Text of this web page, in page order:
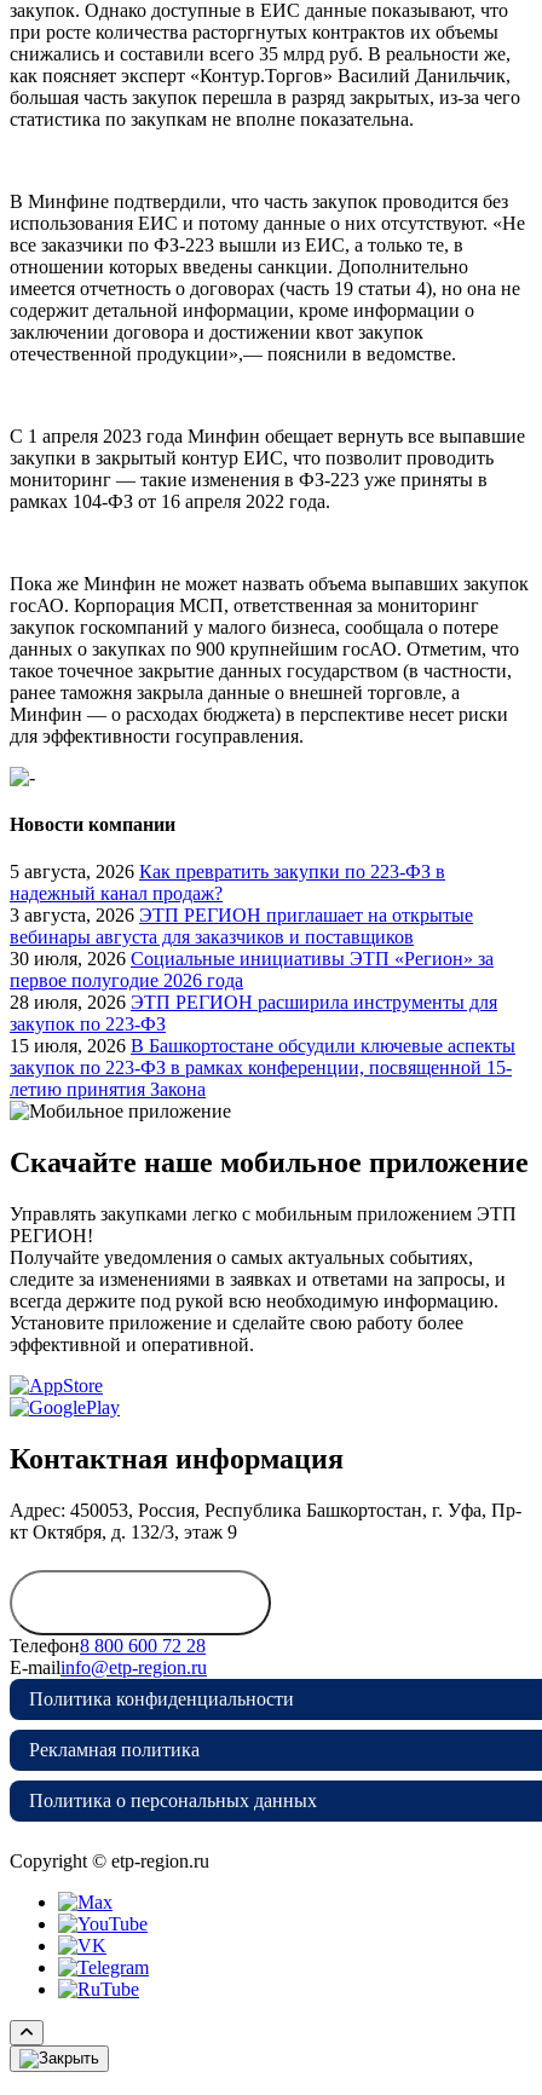
закупок. Однако доступные в ЕИС данные показывают, что
при росте количества расторгнутых контрактов их объемы
снижались и составили всего 35 млрд руб. В реальности же,
как поясняет эксперт «Контур.Торгов» Василий Данильчик,
большая часть закупок перешла в разряд закрытых, из-за чего
статистика по закупкам не вполне показательна.
В Минфине подтвердили, что часть закупок проводится без
использования ЕИС и потому данные о них отсутствуют. «Не
все заказчики по ФЗ-223 вышли из ЕИС, а только те, в
отношении которых введены санкции. Дополнительно
имеется отчетность о договорах (часть 19 статьи 4), но она не
содержит детальной информации, кроме информации о
заключении договора и достижении квот закупок
отечественной продукции»,— пояснили в ведомстве.
С 1 апреля 2023 года Минфин обещает вернуть все выпавшие
закупки в закрытый контур ЕИС, что позволит проводить
мониторинг — такие изменения в ФЗ-223 уже приняты в
рамках 104-ФЗ от 16 апреля 2022 года.
Пока же Минфин не может назвать объема выпавших закупок
госАО. Корпорация МСП, ответственная за мониторинг
закупок госкомпаний у малого бизнеса, сообщала о потере
данных о закупках по 900 крупнейшим госАО. Отметим, что
такое точечное закрытие данных государством (в частности,
ранее таможня закрыла данные о внешней торговле, а
Минфин — о расходах бюджета) в перспективе несет риски
для эффективности госуправления.
Новости компании
5 августа, 2026 Как превратить закупки по 223-ФЗ в
надежный канал продаж?
3 августа, 2026 ЭТП РЕГИОН приглашает на открытые
вебинары августа для заказчиков и поставщиков
30 июля, 2026 Социальные инициативы ЭТП «Регион» за
первое полугодие 2026 года
28 июля, 2026 ЭТП РЕГИОН расширила инструменты для
закупок по 223-ФЗ
15 июля, 2026 В Башкортостане обсудили ключевые аспекты
закупок по 223-ФЗ в рамках конференции, посвященной 15-
летию принятия Закона
Скачайте наше мобильное приложение
Управлять закупками легко с мобильным приложением ЭТП
РЕГИОН!
Получайте уведомления о самых актуальных событиях,
следите за изменениями в заявках и ответами на запросы, и
всегда держите под рукой всю необходимую информацию.
Установите приложение и сделайте свою работу более
эффективной и оперативной.
Контактная информация
Адрес: 450053, Россия, Республика Башкортостан, г. Уфа, Пр-
кт Октября, д. 132/3, этаж 9
Телефон8 800 600 72 28
E-mailinfo@etp-region.ru
Политика конфиденциальности
Рекламная политика
Политика о персональных данных
Copyright © etp-region.ru